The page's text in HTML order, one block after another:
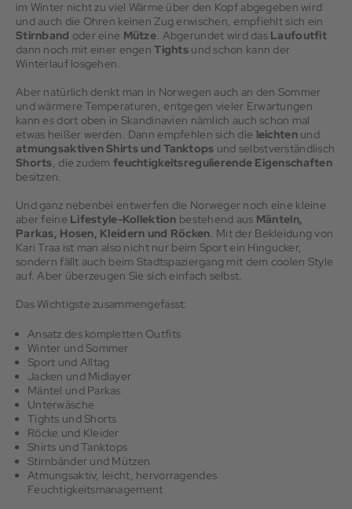
im Winter nicht zu viel Wärme über den Kopf abgegeben wird
und auch die Ohren keinen Zug erwischen, empfiehlt sich ein
Stirnband oder eine Mütze. Abgerundet wird das Laufoutfit
dann noch mit einer engenTightsund schon kann der
Winterlauf losgehen.
Aber natürlich denkt man in Norwegen auch an den Sommer
und wärmere Temperaturen, entgegen vieler Erwartungen
kann es dort oben in Skandinavien nämlich auch schon mal
etwas heißer werden. Dann empfehlen sich die leichtenund
atmungsaktivenShirts und Tanktops und selbstverständlisch
Shorts, die zudemfeuchtigkeitsregulierende Eigenschaften
besitzen.
Und ganz nebenbei entwerfen die Norweger noch eine kleine
aber feine Lifestyle-Kollektion bestehend aus Mänteln,
Parkas, Hosen, Kleidern und Röcken. Mit der Bekleidung von
Kari Traa ist man also nicht nur beim Sport ein Hingucker,
sondern fällt auch beim Stadtspaziergang mit dem coolen Style
auf. Aber überzeugen Sie sich einfach selbst.
Das Wichtigste zusammengefasst:
Ansatz des kompletten Outfits
Winter und Sommer
Sport und Alltag
Jacken und Midlayer
Mäntel und Parkas
Unterwäsche
Tights und Shorts
Röcke und Kleider
Shirts und Tanktops
Stirnbänder und Mützen
Atmungsaktiv, leicht, hervorragendes
Feuchtigkeitsmanagement